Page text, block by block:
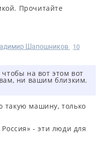
Прочитайте
Шапошников
10
на вот этом вот
ни вашим близким.
такую машину, только
- эти люди для